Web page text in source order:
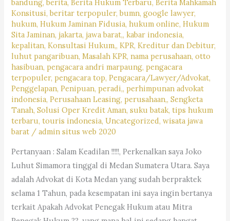
TOBA
SERTA
TATA
CARA
PELAKSANAAN
PERKAWINANNYA
bandung,berita,Berita Hukum Terbaru,Berita Mahkamah
Konsitusi,beritar terpopuler,bumn,google lawyer,
hukum,Hukum Jaminan Fidusia,hukum online,Hukum
Sita Jaminan,jakarta,jawa barat,,kabar indonesia,
kepalitan,Konsultasi Hukum,,KPR,Kreditur dan Debitur,
luhut pangaribuan,Masalah KPR,nama perusahaan,otto
hasibuan,pengacara andri marpaung,pengacara
terpopuler,pengacara top,Pengacara/Lawyer/Advokat,
Penggelapan,Penipuan,peradi,,perhimpunan advokat
indonesia,Perusahaan Leasing,perusahaan,,Sengketa
Tanah,Solusi Oper Kredit Aman,suku batak,tips hukum
terbaru,touris indonesia,Uncategorized,wisata jawa
barat /admin situs web 2020
Pertanyaan : Salam Keadilan !!!!!, Perkenalkan saya Joko
Luhut Simamora tinggal di Medan Sumatera Utara. Saya
adalah Advokat di Kota Medan yang sudah berpraktek
selama 1 Tahun, pada kesempatan ini saya ingin bertanya
terkait Apakah Advokat Penegak Hukum atau Mitra